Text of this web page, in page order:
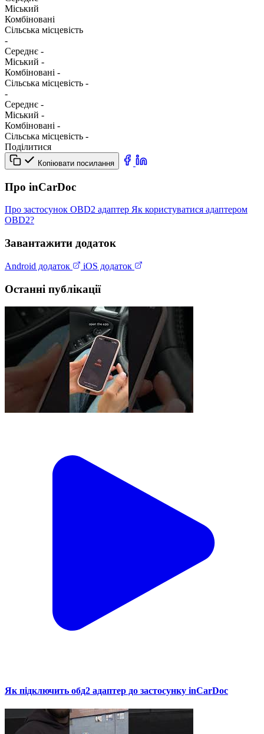
Міський
Комбіновані
Сільська місцевість
-
Середнє -
Міський -
Комбіновані -
Сільська місцевість -
-
Середнє -
Міський -
Комбіновані -
Сільська місцевість -
Поділитися
Копіювати посилання
Про inCarDoc
Про застосунок OBD2 адаптер Як користуватися адаптером
OBD2?
Завантажити додаток
Android додаток iOS додаток
Останні публікації
Як підключить обд2 адаптер до застосунку inCarDoc